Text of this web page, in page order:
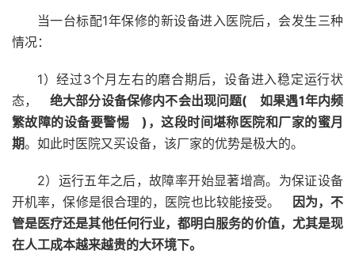
当一台标配1年保修的新设备进入医院后，会发生三种
情况：
1）经过3个月左右的磨合期后，设备进入稳定运行状
态， 绝大部分设备保修内不会出现问题(
如果遇1年内频
繁故障的设备要警惕
)，这段时间堪称医院和厂家的蜜月
期。如此时医院又买设备，该厂家的优势是极大的。
2）运行五年之后，故障率开始显著增高。为保证设备
开机率，保修是很合理的，医院也比较能接受。
因为，不
管是医疗还是其他任何行业，都明白服务的价值，尤其是现
在人工成本越来越贵的大环境下。